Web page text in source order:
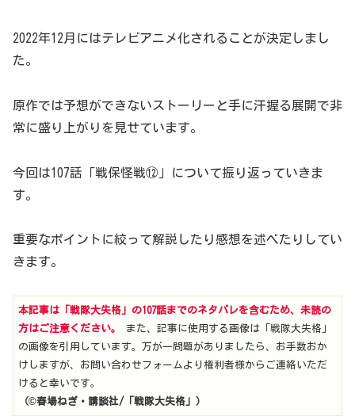
2022年12月にはテレビアニメ化されることが決定しまし
た。
原作では予想ができないストーリーと手に汗握る展開で非
常に盛り上がりを見せています。
今回は107話「戦保怪戦⑫」について振り返っていきま
す。
重要なポイントに絞って解説したり感想を述べたりしてい
きます。
本記事は「戦隊大失格」の107話までのネタバレを含むため、未読の
方はご注意ください。
また、記事に使用する画像は「戦隊大失格」
の画像を引用しています。万が一問題がありましたら、お手数おか
けしますが、お問い合わせフォームより権利者様からご連絡いただ
けると幸いです。
（©春場ねぎ・講談社/「戦隊大失格」）